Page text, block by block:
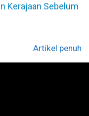
Kerajaan Sebelum
Artikel penuh